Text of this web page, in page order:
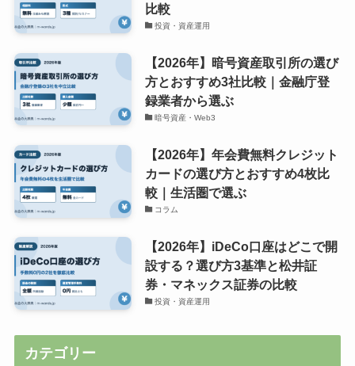
比較
投資・資産運用
【2026年】暗号資産取引所の選び
方とおすすめ3社比較｜金融庁登
録業者から選ぶ
暗号資産・Web3
【2026年】年会費無料クレジット
カードの選び方とおすすめ4枚比
較｜生活圏で選ぶ
コラム
【2026年】iDeCo口座はどこで開
設する？選び方3基準と松井証
券・マネックス証券の比較
投資・資産運用
カテゴリー